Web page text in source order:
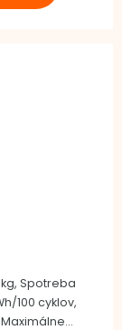
Spotreba
100 cyklov,